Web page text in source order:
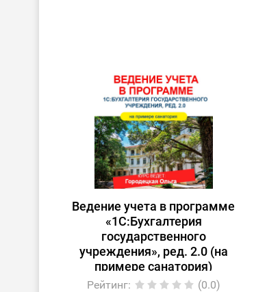
Ведение учета в программе
«1С:Бухгалтерия
государственного
учреждения», ред. 2.0 (на
примере санатория)
Рейтинг: (0.0)